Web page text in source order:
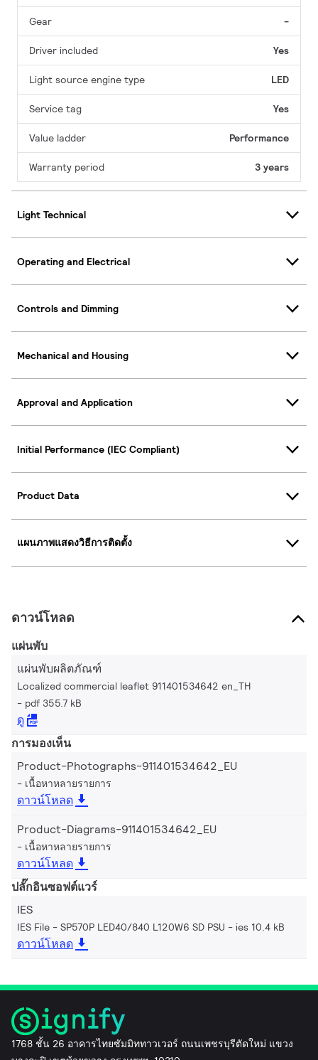
Gear -
Driver included Yes
Light source engine type LED
Service tag Yes
Value ladder Performance
Warranty period 3 years
Light Technical
Operating and Electrical
Controls and Dimming
Mechanical and Housing
Approval and Application
Initial Performance (IEC Compliant)
Product Data
แผนภาพแสดงวิธีการติดตั้ง
ดาวน์โหลด
แผ่นพับ
แผ่นพับผลิตภัณฑ์
Localized commercial leaflet 911401534642 en_TH
pdf 355.7 kB
ดู
การมองเห็น
Product-Photographs-911401534642_EU
เนื้อหาหลายรายการ
ดาวน์โหลด
Product-Diagrams-911401534642_EU
เนื้อหาหลายรายการ
ดาวน์โหลด
ปลั๊กอินซอฟต์แวร์
IES
IES File - SP570P LED40/840 L120W6 SD PSU ies 10.4 kB
ดาวน์โหลด
1768 ชั้น 26 อาคารไทยซัมมิททาวเวอร์ ถนนเพชรบุรีตัดใหม่ แขวง